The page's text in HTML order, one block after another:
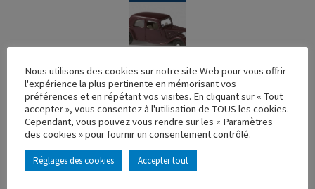
VOITURE
TRACTION 7C 1936 JANTES PLEINE BORDEAUX
Réf. : 100517
Rupture de stock
Caractéristique principales :
Nous utilisons des cookies sur notre site Web pour vous offrir
l'expérience la plus pertinente en mémorisant vos
préférences et en répétant vos visites. En cliquant sur « Tout
accepter », vous consentez à l'utilisation de TOUS les cookies.
Cependant, vous pouvez vous rendre sur les « Paramètres
des cookies » pour fournir un consentement contrôlé.
Réglages des cookies Accepter tout